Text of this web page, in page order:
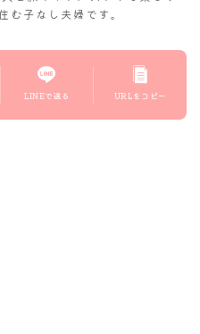
む子なし夫婦です。
LINEで送る URLをコピー